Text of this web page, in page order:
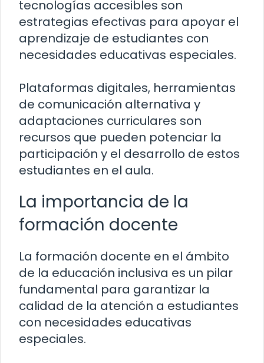
tecnologías accesibles son
estrategias efectivas para apoyar el
aprendizaje de estudiantes con
necesidades educativas especiales.
Plataformas digitales, herramientas
de comunicación alternativa y
adaptaciones curriculares son
recursos que pueden potenciar la
participación y el desarrollo de estos
estudiantes en el aula.
La importancia de la
formación docente
La formación docente en el ámbito
de la educación inclusiva es un pilar
fundamental para garantizar la
calidad de la atención a estudiantes
con necesidades educativas
especiales.